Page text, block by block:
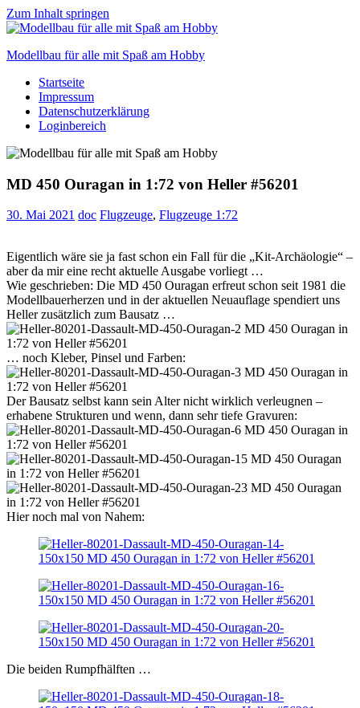
Zum Inhalt springen
Modellbau für alle mit Spaß am Hobby
Scale
modelling
to
Startseite
Impressum
Datenschutzerklärung
Loginbereich
MD 450 Ouragan in 1:72 von Heller #56201
30. Mai 2021 doc Flugzeuge, Flugzeuge 1:72
Eigentlich wäre sie ja fast schon ein Fall für die „Kit-Archäologie“ –
aber da mir eine recht aktuelle Ausgabe vorliegt …
Wie geschrieben: Die MD 450 Ouragan erfreut schon seit 1981 die
Modellbauerherzen und in der aktuellen Neuauflage spendiert uns
Heller zusätzlich zum Bausatz …
… noch Kleber, Pinsel und Farben:
Der Bausatz selbst kann sein Alter nicht wirklich verleugnen –
erhabene Strukturen und wenn, dann sehr tiefe Gravuren:
Hier noch mal von Nahem:
Die beiden Rumpfhälften …